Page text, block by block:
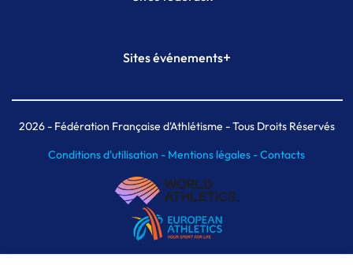
Plateforme Formation
Sites événements+
Meeting de Paris indoor
MAIF Ekiden de Paris
2026- Fédération Française d'Athlétisme - Tous Droits Réservés
Conditions d'utilisation - Mentions légales -Contacts